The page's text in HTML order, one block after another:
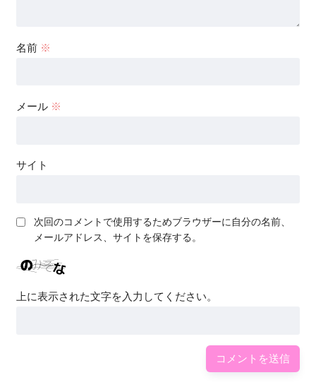
名前 ※
メール ※
サイト
次回のコメントで使用するためブラウザーに自分の名前、
メールアドレス、サイトを保存する。
上に表示された文字を入力してください。